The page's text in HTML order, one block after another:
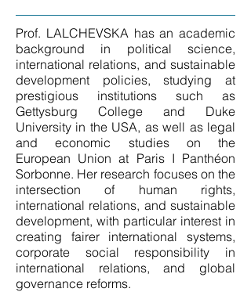
Prof. LALCHEVSKA has an academic
background in political science,
international relations, and sustainable
development policies, studying at
prestigious institutions such as
Gettysburg College and Duke
University in the USA, as well as legal
and economic studies on the
European Union at Paris I Panthéon
Sorbonne. Her research focuses on the
intersection of human rights,
international relations, and sustainable
development, with particular interest in
creating fairer international systems,
corporate social responsibility in
international relations, and global
governance reforms.